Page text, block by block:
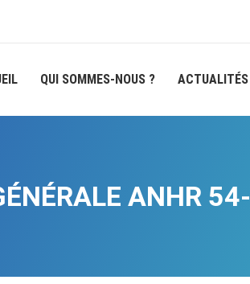
QUI SOMMES-NOUS ?
ANHR